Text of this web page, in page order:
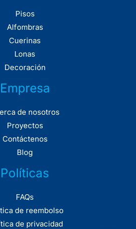
Pisos
Alfombras
Cuerinas
Lonas
Decoración
Empresa
de nosotros
Proyectos
Contáctenos
Blog
Políticas
FAQs
de reembolso
de privacidad